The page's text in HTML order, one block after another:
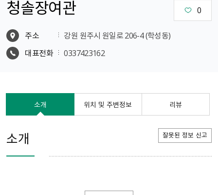
청솔장여관 0
주소
강원 원주시 원일로 206-4 (학성동)
대표전화
0337423162
소개 위치 및 주변정보 리뷰
소개 잘못된 정보 신고